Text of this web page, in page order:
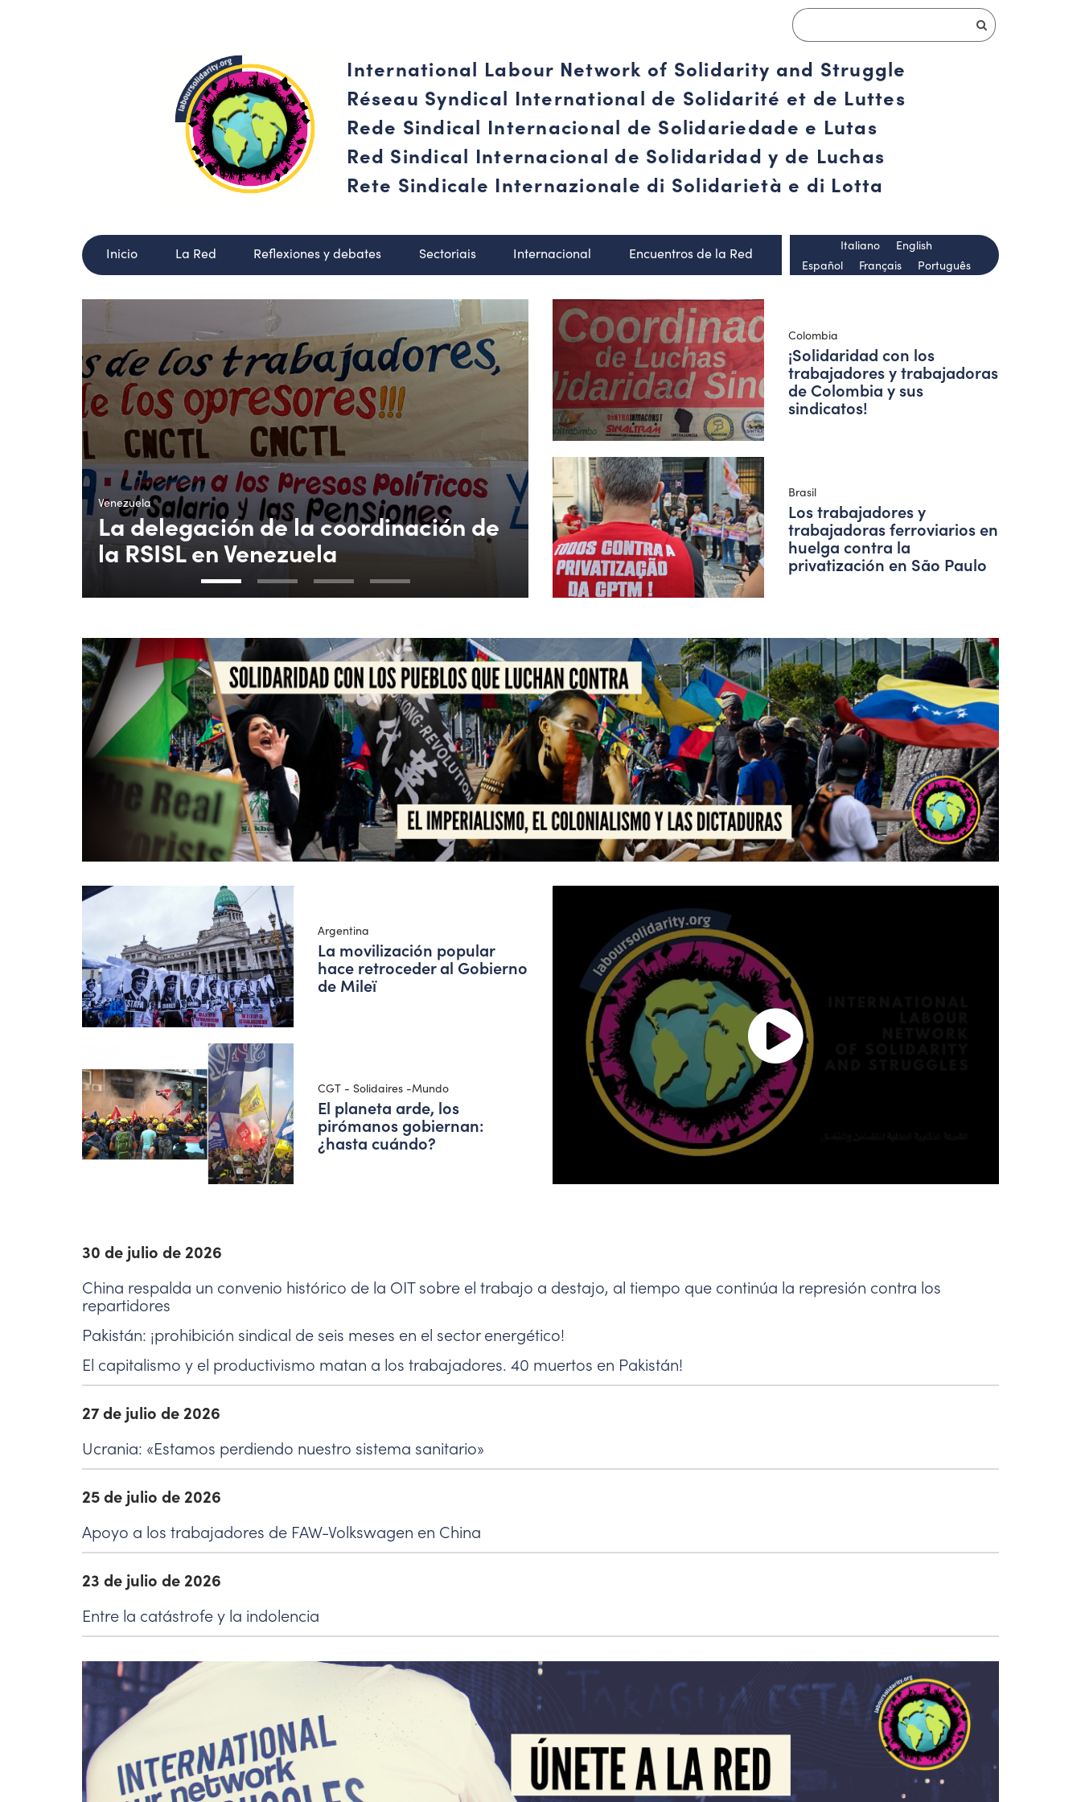
International Labour Network of Solidarity and Struggle
Réseau Syndical International de Solidarité et de Luttes
Rede Sindical Internacional de Solidariedade e Lutas
Red Sindical Internacional de Solidaridad y de Luchas
Rete Sindicale Internazionale di Solidarietà e di Lotta
Inicio La Red Reflexiones y debates Sectoriais Internacional Encuentros de la Red
Español Français Português
Italiano English
Venezuela
La delegación de la coordinación de
la RSISL en Venezuela
1 2 3
Colombia
¡Solidaridad con los
trabajadores y trabajadoras
de Colombia y sus
sindicatos!
Brasil
Los trabajadores y
trabajadoras ferroviarios en
huelga contra la
privatización en São Paulo
Argentina
La movilización popular
hace retroceder al Gobierno
de Mileï
CGT - Solidaires -Mundo
El planeta arde, los
pirómanos gobiernan:
¿hasta cuándo?
30 de julio de 2026
China respalda un convenio histórico de la OIT sobre el trabajo a destajo, al tiempo que continúa la represión contra los
repartidores
Pakistán: ¡prohibición sindical de seis meses en el sector energético!
El capitalismo y el productivismo matan a los trabajadores. 40 muertos en Pakistán!
27 de julio de 2026
Ucrania: «Estamos perdiendo nuestro sistema sanitario»
25 de julio de 2026
Apoyo a los trabajadores de FAW-Volkswagen en China
23 de julio de 2026
Entre la catástrofe y la indolencia